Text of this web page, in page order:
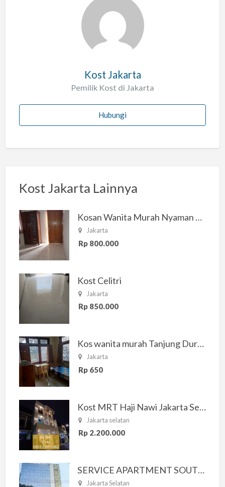
Kost Jakarta
Pemilik Kost di Jakarta
Hubungi
Kost Jakarta Lainnya
Kosan Wanita Murah Nyaman di Jakarta Selatan
Jakarta
Rp 800.000
Kost Celitri
Jakarta
Rp 850.000
Kos wanita murah Tanjung Duren Jakarta Barat
Jakarta
Rp 650
Kost MRT Haji Nawi Jakarta Selatan
Jakarta selatan
Rp 2.200.000
SERVICE APARTMENT SOUTH RESIDENCE
Jakarta Selatan